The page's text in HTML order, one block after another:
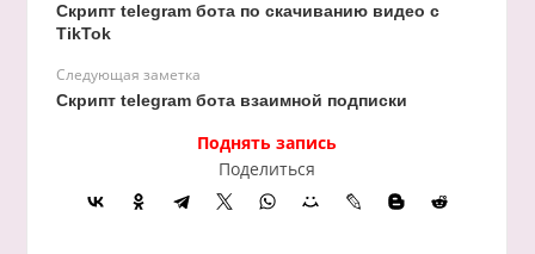
Скрипт telegram бота по скачиванию видео с
TikTok
Следующая заметка
Скрипт telegram бота взаимной подписки
Поднять запись
Поделиться